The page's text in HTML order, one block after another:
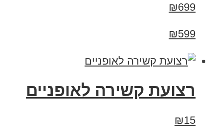
₪699
₪599
רצועת קשירה לאופניים
₪15